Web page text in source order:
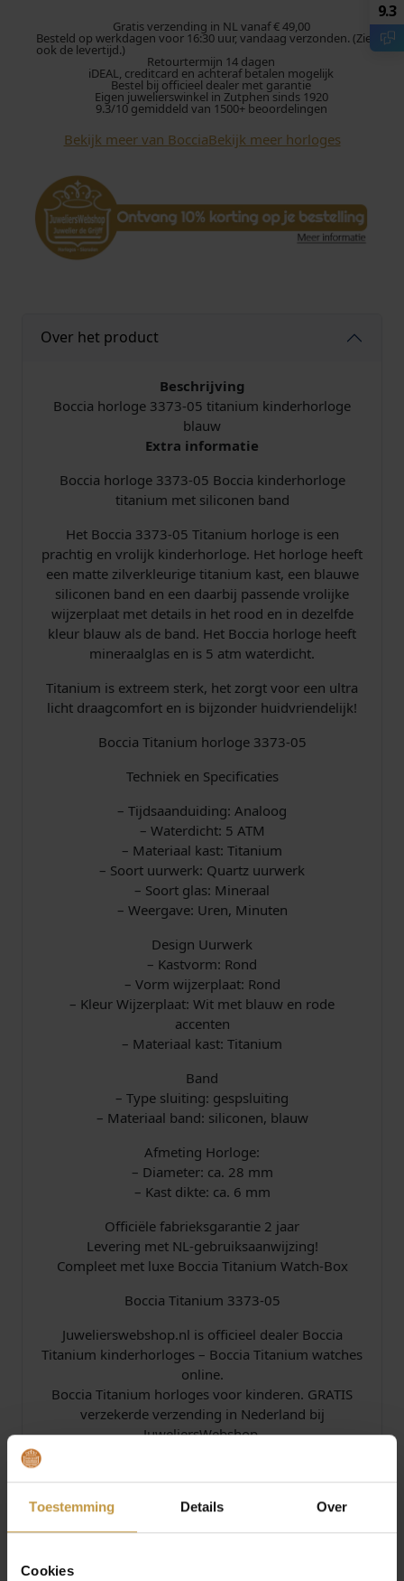
Toestemming Details Over
Cookies
a
3
7
3
0
i
n
r
g
t
a
u
m
B
l
a
u
w
l
c
n
n
a
n
Gratis verzending in NL vanaf € 49,00
Besteld op werkdagen voor 16:30 uur, vandaag verzonden. (Zie
ook de levertijd.)
Retourtermijn 14 dagen
iDEAL, creditcard en achteraf betalen mogelijk
Bestel bij officieel dealer met garantie
Eigen juwelierswinkel in Zutphen sinds 1920
9.3/10 gemiddeld van 1500+ beoordelingen
Bekijk meer van BocciaBekijk meer horloges
Over het product
Beschrijving
Boccia horloge 3373-05 titanium kinderhorloge
blauw
Extra informatie
Boccia horloge 3373-05 Boccia kinderhorloge
titanium met siliconen band
Het Boccia 3373-05 Titanium horloge is een
prachtig en vrolijk kinderhorloge. Het horloge heeft
een matte zilverkleurige titanium kast, een blauwe
siliconen band en een daarbij passende vrolijke
wijzerplaat met details in het rood en in dezelfde
kleur blauw als de band. Het Boccia horloge heeft
mineraalglas en is 5 atm waterdicht.
Titanium is extreem sterk, het zorgt voor een ultra
licht draagcomfort en is bijzonder huidvriendelijk!
Boccia Titanium horloge 3373-05
Techniek en Specificaties
– Tijdsaanduiding: Analoog
– Waterdicht: 5 ATM
– Materiaal kast: Titanium
– Soort uurwerk: Quartz uurwerk
– Soort glas: Mineraal
– Weergave: Uren, Minuten
Design Uurwerk
– Kastvorm: Rond
– Vorm wijzerplaat: Rond
– Kleur Wijzerplaat: Wit met blauw en rode
accenten
– Materiaal kast: Titanium
Band
– Type sluiting: gespsluiting
– Materiaal band: siliconen, blauw
Afmeting Horloge:
– Diameter: ca. 28 mm
– Kast dikte: ca. 6 mm
Officiële fabrieksgarantie 2 jaar
Levering met NL-gebruiksaanwijzing!
Compleet met luxe Boccia Titanium Watch-Box
Boccia Titanium 3373-05
Juwelierswebshop.nl is officieel dealer Boccia
Titanium kinderhorloges – Boccia Titanium watches
online.
Boccia Titanium horloges voor kinderen. GRATIS
verzekerde verzending in Nederland bij
JuweliersWebshop.
9.3